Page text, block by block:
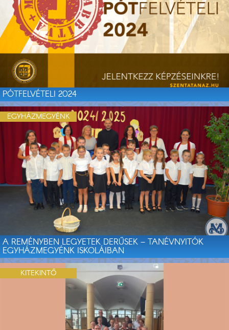
PÓTFELVÉTELI 2024
A REMÉNYBEN LEGYETEK DERŰSEK – TANÉVNYITÓK
EGYHÁZMEGYÉNK ISKOLÁIBAN
EGYHÁZMEGYÉNK
KITEKINTŐ